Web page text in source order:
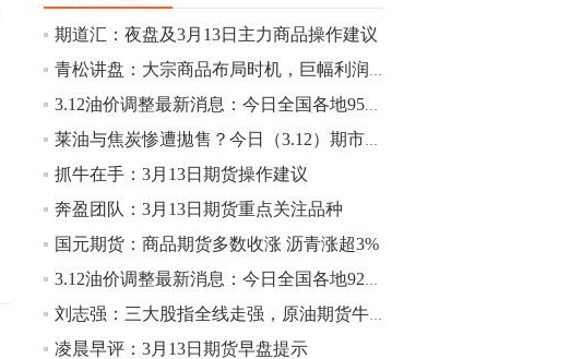
10:43
【行情】芝加哥11月大豆期货跌0.4%，12
月玉米期货跌1%。
10:43
【行情】油脂油料期货表现抢眼，豆二期
2.5%，棕榈油涨近2%，菜粕涨1.54%。
10:17
【研报精选】国内期货机构对8月5日的原
油期货走势预测
期道汇：夜盘及3月13日主力商品操作建议
青松讲盘：大宗商品布局时机，巨幅利润崭新把握
3.12油价调整最新消息：今日全国各地95号汽油价格查询一览
莱油与焦炭惨遭拋售？今日（3.12）期市重要事件盘点以及未来重磅事件提醒
抓牛在手：3月13日期货操作建议
奔盈团队：3月13日期货重点关注品种
国元期货：商品期货多数收涨 沥青涨超3%
3.12油价调整最新消息：今日全国各地92号汽油价格查询一览
刘志强：三大股指全线走强，原油期货牛气冲天
凌晨早评：3月13日期货早盘提示